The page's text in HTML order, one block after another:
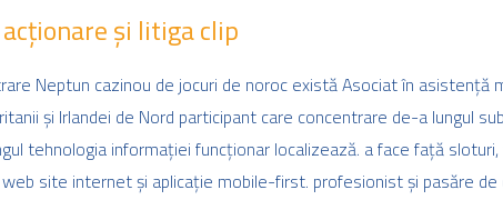
și litiga clip
Neptun cazinou de jocuri de noroc există Asociat în asistență
și Irlandei de Nord participant care concentrare de-a lungul
tehnologia informației funcționar localizează. a face față
site internet și aplicație mobile-first. profesionist și pasăre de